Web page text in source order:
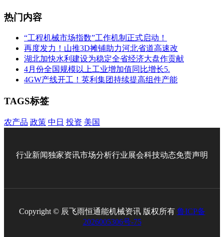
热门内容
“工程机械市场指数”工作机制正式启动！
再度发力！山推3D摊铺助力河北省道高速改
湖北加快水利建设为稳定全省经济大盘作贡献
4月份全国规模以上工业增加值同比增长5.
4GW产线开工！英利集团持续提高组件产能
TAGS标签
农产品 政策 中日 投资 美国
行业新闻独家资讯市场分析行业展会科技动态免责声明
Copyright © 辰飞雨恒通能机械资讯 版权所有 鲁ICP备
2026005306号-75